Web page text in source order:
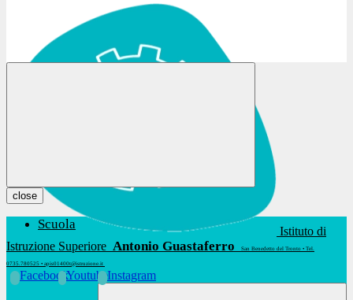
Istituto di
Istruzione Superiore Antonio Guastaferro San Benedetto del Tronto • Tel.
0735.780525 • apis01400t@istruzione.it
FacebookYoutubeInstagram
close
Scuola